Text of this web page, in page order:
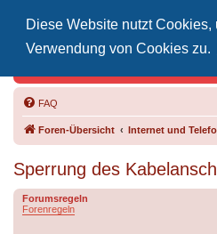
Diese Website nutzt
Verwendung von Cookies zu.
FAQ
Foren-Übersicht Internet und
Sperrung des
Forumsregeln
Forenregeln